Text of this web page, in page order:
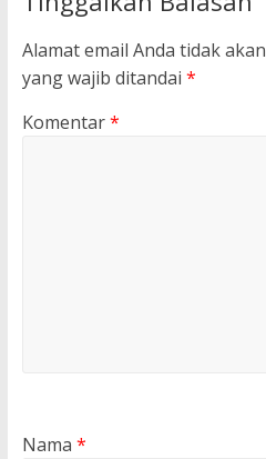
Alamat email Anda tidak
yang wajib ditandai *
Komentar*
Nama *